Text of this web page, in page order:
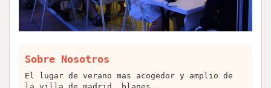
Sobre Nosotros
El lugar de verano mas acogedor y amplio de
la villa de madrid, blanes...